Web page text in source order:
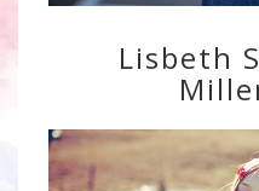
Lisbeth